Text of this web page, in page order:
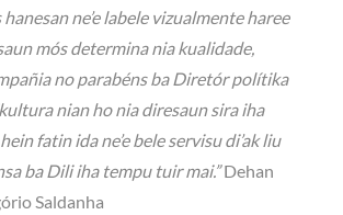
ne’e labele vizualmente haree
mós determina nia kualidade,
no parabéns ba Diretór polítika
nian ho nia diresaun sira iha
fatin ida ne’e bele servisu di’ak liu
ba Dili iha tempu tuir mai.”Dehan
Saldanha